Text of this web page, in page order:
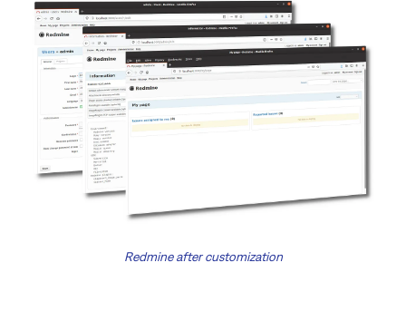
Redmine after customization